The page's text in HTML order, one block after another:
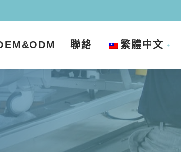
聯絡 繁體中文